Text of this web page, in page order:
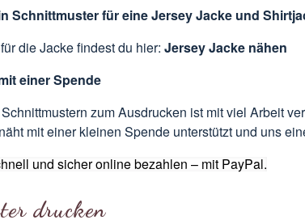
Schnittmuster für eine Jersey Jacke und
die Jacke findest du hier: Jersey Jacke nähen
einer Spende
zum Ausdrucken ist mit viel Arbeit
mit einer kleinen Spende unterstützt und uns
drucken